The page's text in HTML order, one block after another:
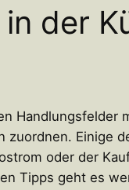
der
Handlungsfelder
zuordnen. Einige
oder der
Tipps geht es